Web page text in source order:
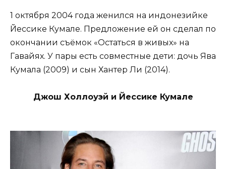
1 октября 2004 года женился на индонезийке
Йессике Кумале. Предложение ей он сделал по
окончании съёмок «Остаться в живых» на
Гавайях. У пары есть совместные дети: дочь Ява
Кумала (2009) и сын Хантер Ли (2014).
Джош Холлоуэй и Йессике Кумале